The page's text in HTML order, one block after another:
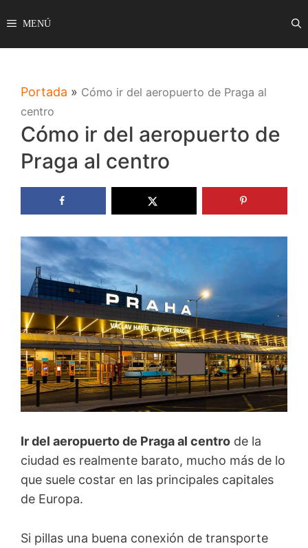
al
contenido
MENÚ
Portada » Cómo ir del aeropuerto de Praga al
centro
Cómo ir del aeropuerto de
Praga al centro
Ir del aeropuerto de Praga al centro de la
ciudad es realmente barato, mucho más de lo
que suele costar en las principales capitales
de Europa.
Si pillas una buena conexión de transporte